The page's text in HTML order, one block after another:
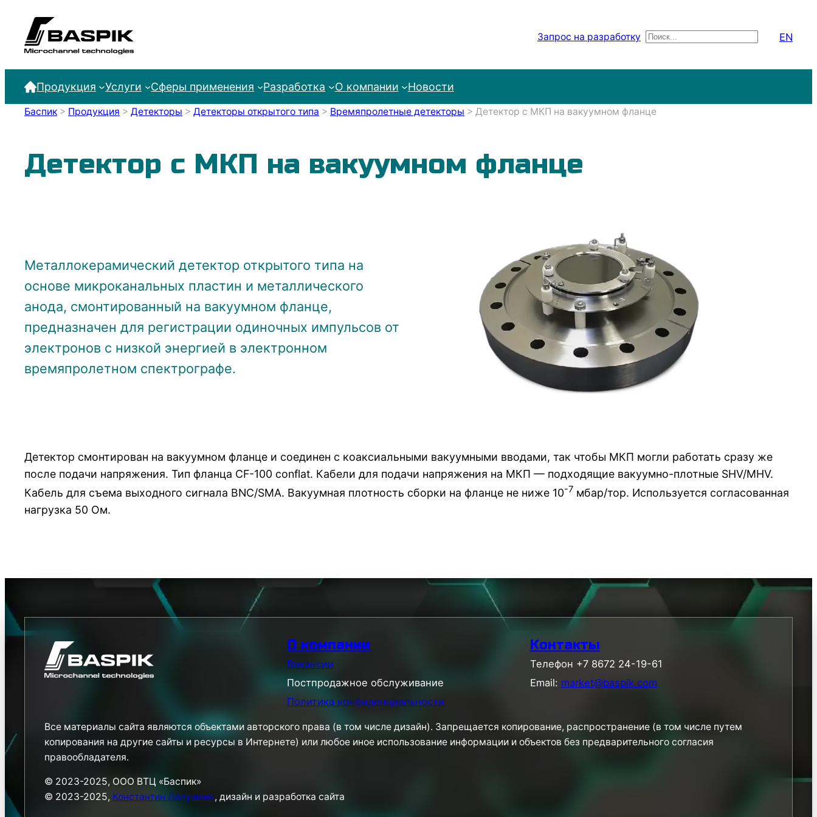
Запрос на разработку Поиск EN
Продукция Услуги Сферы применения Разработка О компании Новости
Баспик > Продукция > Детекторы > Детекторы открытого типа > Времяпролетные детекторы > Детектор с МКП на вакуумном фланце
Детектор с МКП на вакуумном фланце
Металлокерамический детектор открытого типа на
основе микроканальных пластин и металлического
анода, смонтированный на вакуумном фланце,
предназначен для регистрации одиночных импульсов от
электронов с низкой энергией в электронном
времяпролетном спектрографе.
Детектор смонтирован на вакуумном фланце и соединен с коаксиальными вакуумными вводами, так чтобы МКП могли работать сразу же
после подачи напряжения. Тип фланца CF-100 conflat. Кабели для подачи напряжения на МКП — подходящие вакуумно-плотные SHV/MHV.
Кабель для съема выходного сигнала BNC/SMA. Вакуумная плотность сборки на фланце не ниже 10-7 мбар/тор. Используется согласованная
нагрузка 50 Ом.
О компании
Вакансии
Постпродажное обслуживание
Политика конфиденциальности
Контакты
Телефон +7 8672 24-19-61
Email: market@baspik.com
Все материалы сайта являются объектами авторского права (в том числе дизайн). Запрещается копирование, распространение (в том числе путем
копирования на другие сайты и ресурсы в Интернете) или любое иное использование информации и объектов без предварительного согласия
правообладателя.
© 2023-2025, ООО ВТЦ «Баспик»
© 2023-2025, Константин Лапушкин, дизайн и разработка сайта